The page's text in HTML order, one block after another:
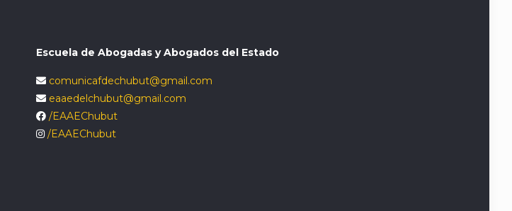
Escuela de Abogadas y Abogados del Estado
comunicafdechubut@gmail.com
eaaedelchubut@gmail.com
/EAAEChubut
/EAAEChubut